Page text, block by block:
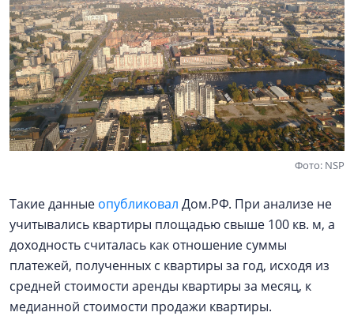
Фото: NSP
Такие данные опубликовал Дом.РФ. При анализе не
учитывались квартиры площадью свыше 100 кв. м, а
доходность считалась как отношение суммы
платежей, полученных с квартиры за год, исходя из
средней стоимости аренды квартиры за месяц, к
медианной стоимости продажи квартиры.